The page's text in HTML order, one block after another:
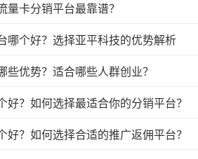
量卡分销平台最靠谱？
哪个好？选择亚平科技的优势解析
些优势？适合哪些人群创业？
好？如何选择最适合你的分销平台？
好？如何选择合适的推广返佣平台？